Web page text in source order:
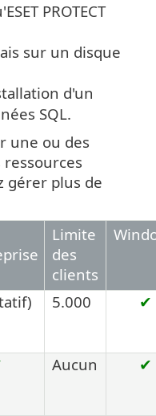
PROTECT
sur un disque
d'un
SQL.
une ou des
ressources
gérer plus de
Limite
des
clients
5.000 ✔
Aucun ✔